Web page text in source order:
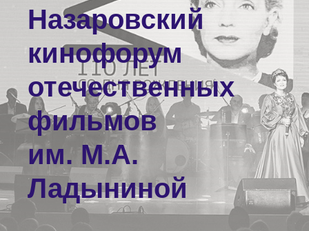
Назаровский
кинофорум
отечественных
фильмов
им. М.А.
Ладыниной